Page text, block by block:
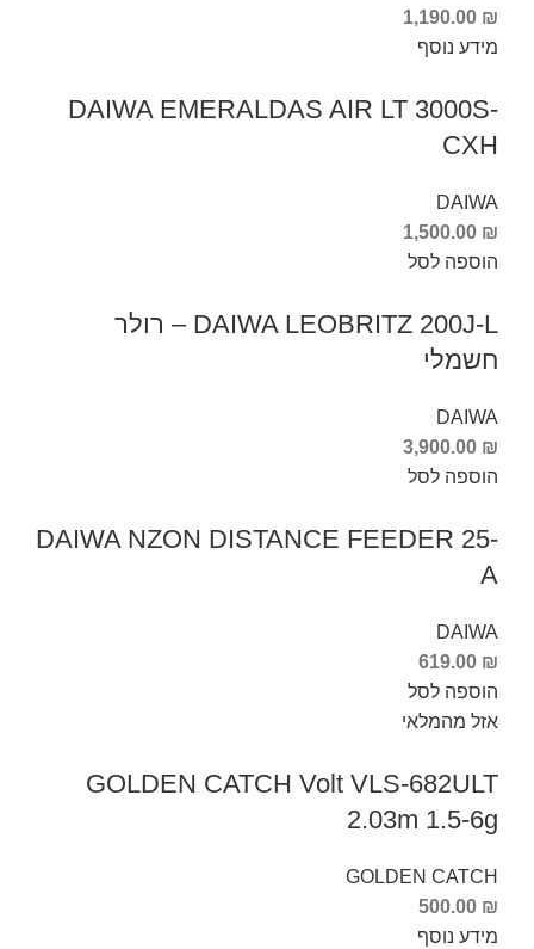
1,190.00 ₪
מידע נוסף
DAIWA EMERALDAS AIR LT 3000S-
CXH
DAIWA
1,500.00 ₪
הוספה לסל
DAIWA LEOBRITZ 200J-L – רולר
חשמלי
DAIWA
3,900.00 ₪
הוספה לסל
DAIWA NZON DISTANCE FEEDER 25-
A
DAIWA
619.00 ₪
הוספה לסל
אזל מהמלאי
GOLDEN CATCH Volt VLS-682ULT
2.03m 1.5-6g
GOLDEN CATCH
500.00 ₪
מידע נוסף